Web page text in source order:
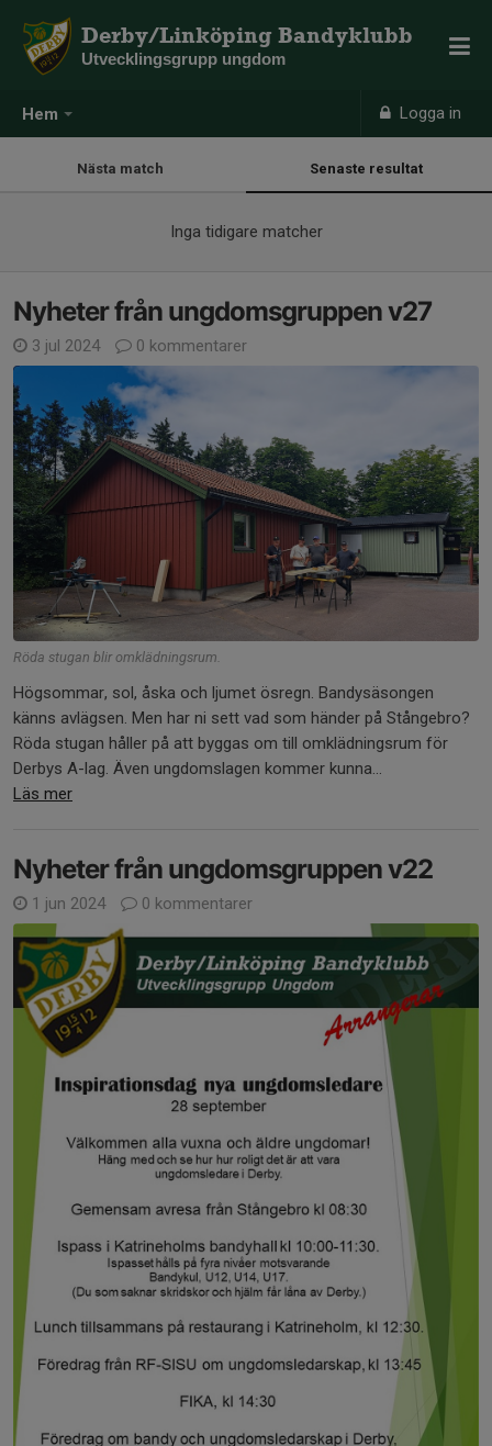
Hem Logga in
Derby/Linköping Bandyklubb
Utvecklingsgrupp ungdom
Nästa match Senaste resultat
Inga tidigare matcher
Nyheter från ungdomsgruppen v27
3 jul 2024 0 kommentarer
Röda stugan blir omklädningsrum.
Högsommar, sol, åska och ljumet ösregn. Bandysäsongen
känns avlägsen. Men har ni sett vad som händer på Stångebro?
Röda stugan håller på att byggas om till omklädningsrum för
Derbys A-lag. Även ungdomslagen kommer kunna...
Läs mer
Nyheter från ungdomsgruppen v22
1 jun 2024 0 kommentarer